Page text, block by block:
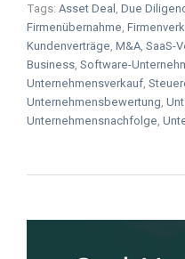
Tags: Asset Deal , Due
Firmenübernahme,
Kundenverträge, M&A, SaaS-
Business, Software-
Unternehmensverkauf,
Unternehmensbewertung,
Unternehmensnachfolge,